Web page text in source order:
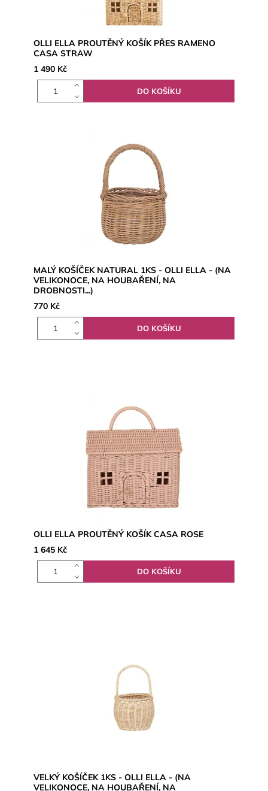
OLLI ELLA PROUTĚNÝ KOŠÍK PŘES RAMENO
CASA STRAW
1 490 Kč
MALÝ KOŠÍČEK NATURAL 1KS - OLLI ELLA - (NA
VELIKONOCE, NA HOUBAŘENÍ, NA
DROBNOSTI...)
770 Kč
OLLI ELLA PROUTĚNÝ KOŠÍK CASA ROSE
1 645 Kč
VELKÝ KOŠÍČEK 1KS - OLLI ELLA - (NA
VELIKONOCE, NA HOUBAŘENÍ, NA